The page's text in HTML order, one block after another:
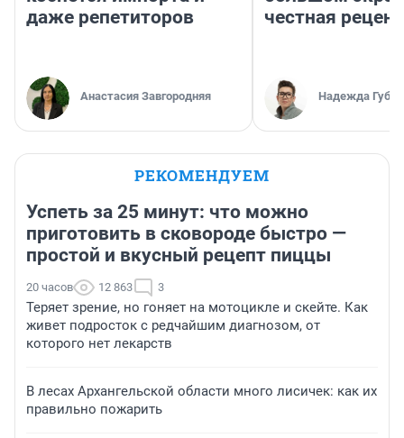
даже репетиторов
Анастасия Завгородняя
честная
Надежда
РЕКОМЕНДУЕМ
Успеть за 25 минут: что можно
приготовить в сковороде быстро —
простой и вкусный рецепт пиццы
20 часов 12 863 3
Теряет зрение, но гоняет на мотоцикле и скейте. Как
живет подросток с редчайшим диагнозом, от
которого нет лекарств
В лесах Архангельской области много лисичек: как их
правильно пожарить